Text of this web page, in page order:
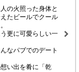
の火照った身体と
たビールでクール
更に可愛らしい一
なパブでのデート
い出を肴に「乾